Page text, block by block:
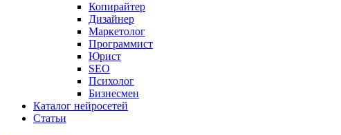
Копирайтер
Дизайнер
Маркетолог
Программист
Юрист
SEO
Психолог
Бизнесмен
Каталог нейросетей
Статьи